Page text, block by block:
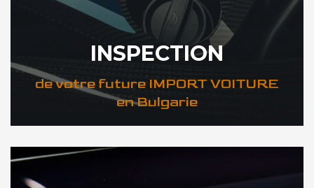
INSPECTION
de votre future IMPORT VOITURE
en Bulgarie